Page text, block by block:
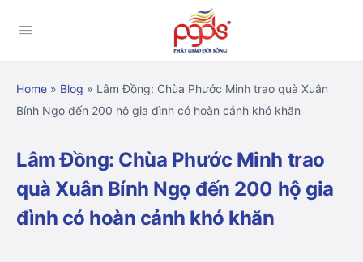
Home » Blog » Lâm Đồng: Chùa Phước Minh trao quà Xuân
Bính Ngọ đến 200 hộ gia đình có hoàn cảnh khó khăn
Lâm Đồng: Chùa Phước Minh trao
quà Xuân Bính Ngọ đến 200 hộ gia
đình có hoàn cảnh khó khăn